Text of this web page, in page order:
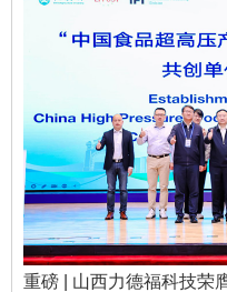
重磅 | 山西力德福科技荣